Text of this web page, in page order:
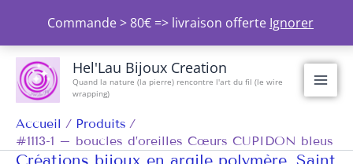
Commande > 80€ => livraison offerte Ignorer
contenu
Hel'Lau Bijoux Creation
Quand la nature (la pierre) rencontre l'art du fil (le wire
wrapping)
Accueil
Produits
#1113-1 – boucles d’oreilles Cœurs CUPIDON bleus
Créations bijoux en argile polymère, Saint